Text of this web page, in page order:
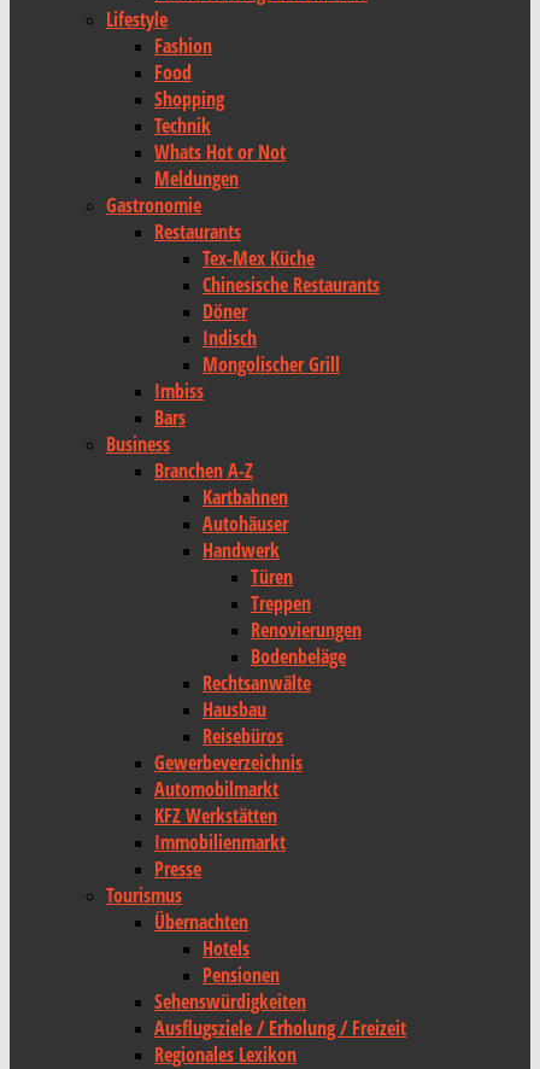
Lifestyle
Fashion
Food
Shopping
Technik
Whats Hot or Not
Meldungen
Gastronomie
Restaurants
Tex-Mex Küche
Chinesische Restaurants
Döner
Indisch
Mongolischer Grill
Imbiss
Bars
Business
Branchen A-Z
Kartbahnen
Autohäuser
Handwerk
Türen
Treppen
Renovierungen
Bodenbeläge
Rechtsanwälte
Hausbau
Reisebüros
Gewerbeverzeichnis
Automobilmarkt
KFZ Werkstätten
Immobilienmarkt
Presse
Tourismus
Übernachten
Hotels
Pensionen
Sehenswürdigkeiten
Ausflugsziele / Erholung / Freizeit
Regionales Lexikon